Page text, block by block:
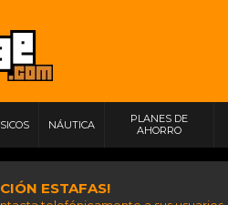
NÁUTICA
PLANES DE
AHORRO
ESTAFAS!